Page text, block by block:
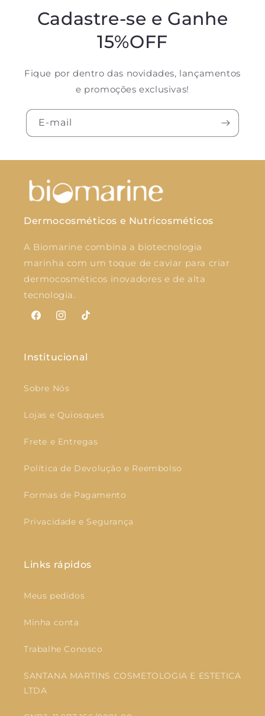
Cadastre-se e Ganhe
15%OFF
Fique por dentro das novidades, lançamentos
e promoções exclusivas!
E-mail
Dermocosméticos e Nutricosméticos
A Biomarine combina a biotecnologia
marinha com um toque de caviar para criar
dermocosméticos inovadores e de alta
tecnologia.
FacebookInstagram
TikTok
Institucional
Sobre Nós
Lojas e Quiosques
Frete e Entregas
Política de Devolução e Reembolso
Formas de Pagamento
Privacidade e Segurança
Links rápidos
Meus pedidos
Minha conta
Trabalhe Conosco
SANTANA MARTINS COSMETOLOGIA E ESTETICA
LTDA